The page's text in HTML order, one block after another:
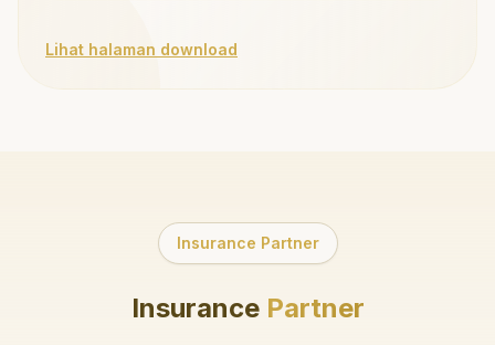
Lihat halaman download
Insurance Partner
InsurancePartner